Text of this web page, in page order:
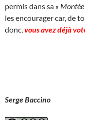
permis dans sa «
les encourager car, de
donc, vous avez déjà
Serge Baccino